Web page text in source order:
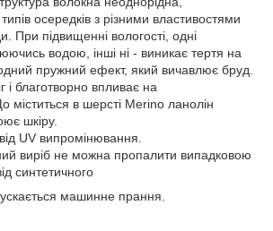
осередків з різними властивостями
При підвищенні вологості, одні
водою, інші ні - виникає тертя на
пружний ефект, який вичавлює бруд.
і благотворно впливає на
міститься в шерсті Merino ланолін
шкіру.
UV випромінювання.
виріб не можна пропалити випадковою
синтетичного
машинне прання.